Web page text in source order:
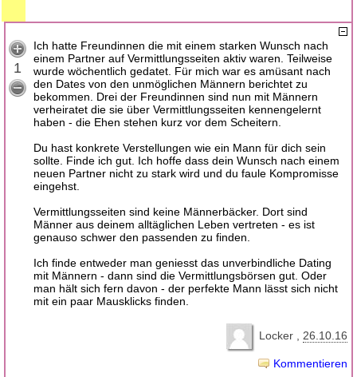
1
Ich hatte Freundinnen die mit einem starken Wunsch nach
einem Partner auf Vermittlungsseiten aktiv waren. Teilweise
wurde wöchentlich gedatet. Für mich war es amüsant nach
den Dates von den unmöglichen Männern berichtet zu
bekommen. Drei der Freundinnen sind nun mit Männern
verheiratet die sie über Vermittlungsseiten kennengelernt
haben - die Ehen stehen kurz vor dem Scheitern.
Du hast konkrete Verstellungen wie ein Mann für dich sein
sollte. Finde ich gut. Ich hoffe dass dein Wunsch nach einem
neuen Partner nicht zu stark wird und du faule Kompromisse
eingehst.
Vermittlungsseiten sind keine Männerbäcker. Dort sind
Männer aus deinem alltäglichen Leben vertreten - es ist
genauso schwer den passenden zu finden.
Ich finde entweder man geniesst das unverbindliche Dating
mit Männern - dann sind die Vermittlungsbörsen gut. Oder
man hält sich fern davon - der perfekte Mann lässt sich nicht
mit ein paar Mausklicks finden.
Locker 26.10.16
Kommentieren